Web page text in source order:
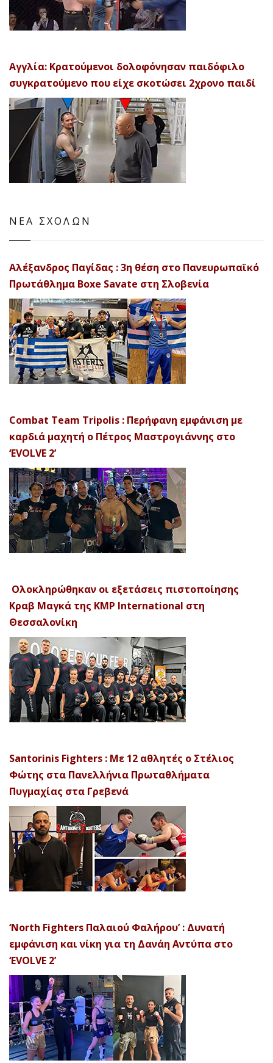
Αγγλία: Κρατούμενοι δολοφόνησαν παιδόφιλο
συγκρατούμενο που είχε σκοτώσει 2χρονο παιδί
ΝΕΑ ΣΧΟΛΩΝ
Αλέξανδρος Παγίδας : 3η θέση στο Πανευρωπαϊκό
Πρωτάθλημα Boxe Savate στη Σλοβενία
Combat Team Tripolis : Περήφανη εμφάνιση με
καρδιά μαχητή ο Πέτρος Μαστρογιάννης στο
‘EVOLVE 2’
Ολοκληρώθηκαν οι εξετάσεις πιστοποίησης
Κραβ Μαγκά της KMP International στη
Θεσσαλονίκη
Santorinis Fighters : Με 12 αθλητές ο Στέλιος
Φώτης στα Πανελλήνια Πρωταθλήματα
Πυγμαχίας στα Γρεβενά
‘North Fighters Παλαιού Φαλήρου’ : Δυνατή
εμφάνιση και νίκη για τη Δανάη Αντύπα στο
‘EVOLVE 2’